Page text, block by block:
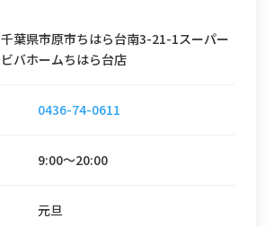
千葉県市原市ちはら台南3-21-1スーパー
ビバホームちはら台店
0436-74-0611
9:00〜20:00
元旦